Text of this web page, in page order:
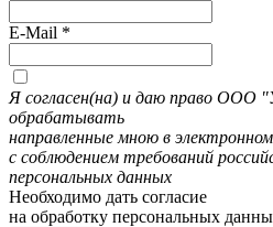
E-Mail *
Я согласен(на) и даю право ООО
обрабатывать
направленные мною в
с соблюдением требований
персональных данных
Необходимо дать согласие
на обработку персональных